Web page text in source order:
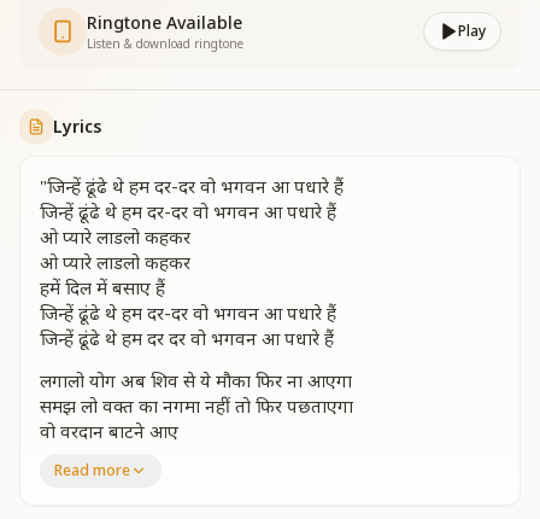
Ringtone Available
Listen & download ringtone
Play
Lyrics
"जिन्हें ढूंढे थे हम दर-दर वो भगवन आ पधारे हैं
जिन्हें ढूंढे थे हम दर-दर वो भगवन आ पधारे हैं
ओ प्यारे लाडलो कहकर
ओ प्यारे लाडलो कहकर
हमें दिल में बसाए हैं
जिन्हें ढूंढे थे हम दर-दर वो भगवन आ पधारे हैं
जिन्हें ढूंढे थे हम दर दर वो भगवन आ पधारे हैं
लगालो योग अब शिव से ये मौका फिर ना आएगा
समझ लो वक्त का नगमा नहीं तो फिर पछताएगा
वो वरदान बाटने आए
साथ में स्वर्ग लाए हैं
Read more